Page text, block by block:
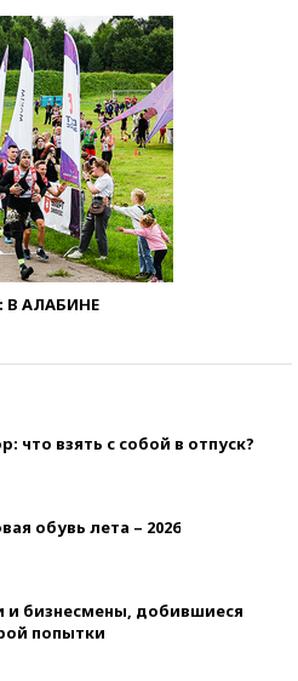
АЛАБИНЕ
что взять с собой в отпуск?
обувь лета – 2026
и бизнесмены, добившиеся
попытки